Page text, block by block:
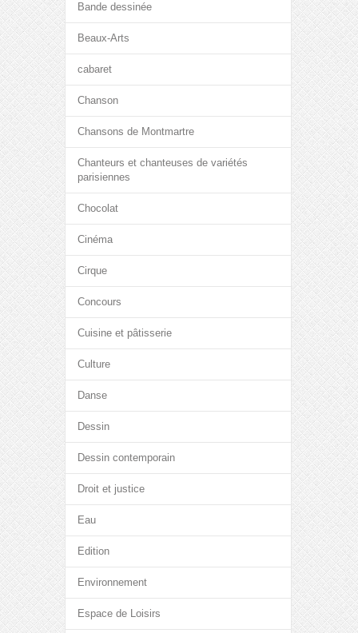
Bande dessinée
Beaux-Arts
cabaret
Chanson
Chansons de Montmartre
Chanteurs et chanteuses de variétés
parisiennes
Chocolat
Cinéma
Cirque
Concours
Cuisine et pâtisserie
Culture
Danse
Dessin
Dessin contemporain
Droit et justice
Eau
Edition
Environnement
Espace de Loisirs